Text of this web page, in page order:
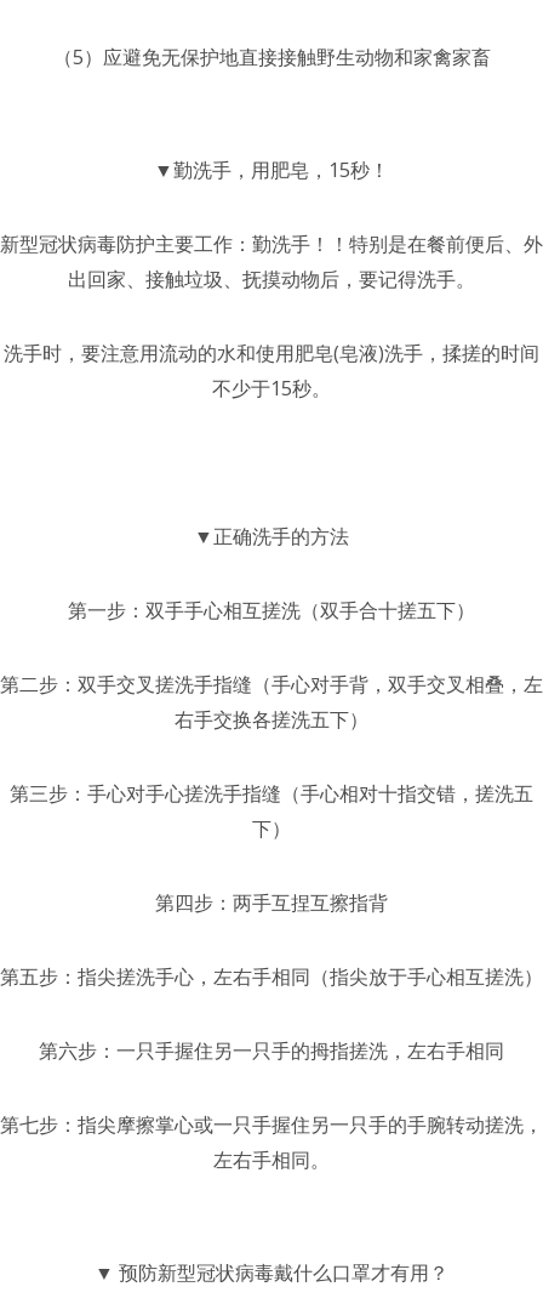
（5）应避免无保护地直接接触野生动物和家禽家畜
▼勤洗手，用肥皂，15秒！
新型冠状病毒防护主要工作：勤洗手！！特别是在餐前便后、外
出回家、接触垃圾、抚摸动物后，要记得洗手。
洗手时，要注意用流动的水和使用肥皂(皂液)洗手，揉搓的时间
不少于15秒。
▼正确洗手的方法
第一步：双手手心相互搓洗（双手合十搓五下）
第二步：双手交叉搓洗手指缝（手心对手背，双手交叉相叠，左
右手交换各搓洗五下）
第三步：手心对手心搓洗手指缝（手心相对十指交错，搓洗五
下）
第四步：两手互捏互擦指背
第五步：指尖搓洗手心，左右手相同（指尖放于手心相互搓洗）
第六步：一只手握住另一只手的拇指搓洗，左右手相同
第七步：指尖摩擦掌心或一只手握住另一只手的手腕转动搓洗，
左右手相同。
▼ 预防新型冠状病毒戴什么口罩才有用？